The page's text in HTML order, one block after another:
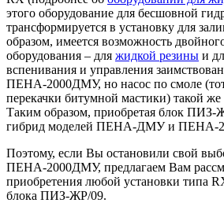
этого оборудование для бесшовной
трансформируется в установку для
образом, имеется возможность
оборудования – для жидкой резины и
вспенивания и управления
ПЕНА-2000ДМУ, но насос по смоле (тот,
перекачки битумной мастики) такой
Таким образом, приобретая блок ПИЗ-
гибрид моделей ПЕНА-ДМУ и ПЕНА-
Поэтому, если Вы остановили свой
ПЕНА-2000ДМУ, предлагаем Вам
приобретения любой установки типа
блока ПИЗ-ЖР/09.